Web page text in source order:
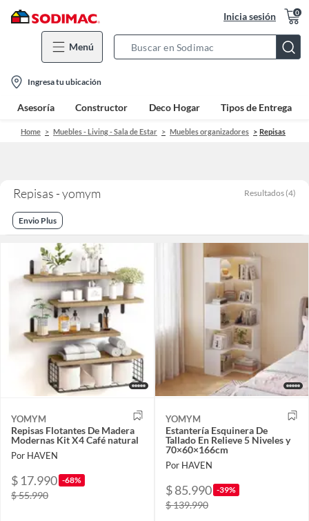
Inicia sesión 0
Menú
Bar
location-
icon
Ingresa tu ubicación
Asesoría Constructor Deco Hogar Tipos de Entrega
Home Muebles - Living - Sala de Estar Muebles organizadores Repisas
Repisas - yomym Resultados (4)
Envio Plus
YOMYM
Repisas Flotantes De Madera
Modernas Kit X4 Café natural
Por HAVEN
$ 17.990 -68%
$ 55.990
YOMYM
Estantería Esquinera De
Tallado En Relieve 5 Niveles y
70×60×166cm
Por HAVEN
$ 85.990 -39%
$ 139.990